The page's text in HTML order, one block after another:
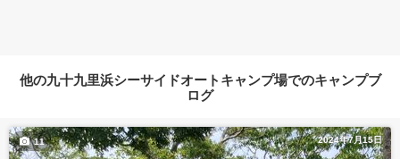
他の九十九里浜シーサイドオートキャンプ場でのキャンプブ
ログ
2024年7月15日
11